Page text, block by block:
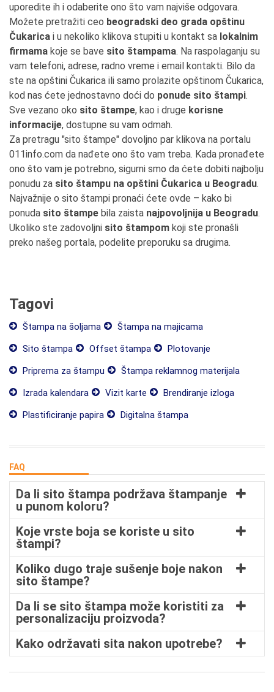
uporedite ih i odaberite ono što vam najviše odgovara.
Možete pretražiti ceo beogradski deo grada opštinu
Čukarica i u nekoliko klikova stupiti u kontakt sa lokalnim
firmama koje se bave sito štampama. Na raspolaganju su
vam telefoni, adrese, radno vreme i email kontakti. Bilo da
ste na opštini Čukarica ili samo prolazite opštinom Čukarica,
kod nas ćete jednostavno doći do ponude sito štampi.
Sve vezano oko sito štampe, kao i druge korisne
informacije, dostupne su vam odmah.
Za pretragu "sito štampe" dovoljno par klikova na portalu
011info.com da nađete ono što vam treba. Kada pronađete
ono što vam je potrebno, sigurni smo da ćete dobiti najbolju
ponudu za sito štampu na opštini Čukarica u Beogradu.
Najvažnije o sito štampi pronaći ćete ovde – kako bi
ponuda sito štampe bila zaista najpovoljnija u Beogradu.
Ukoliko ste zadovoljni sito štampom koji ste pronašli
preko našeg portala, podelite preporuku sa drugima.
Tagovi
Štampa na šoljama
Štampa na majicama
Sito štampa
Offset štampa
Plotovanje
Priprema za štampu
Štampa reklamnog materijala
Izrada kalendara
Vizit karte
Brendiranje izloga
Plastificiranje papira
Digitalna štampa
FAQ
Da li sito štampa podržava štampanje
u punom koloru?
Koje vrste boja se koriste u sito
štampi?
Koliko dugo traje sušenje boje nakon
sito štampe?
Da li se sito štampa može koristiti za
personalizaciju proizvoda?
Kako održavati sita nakon upotrebe?